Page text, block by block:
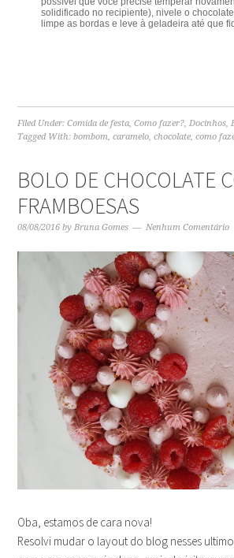
solidificado no recipiente), nivele o
limpe as bordas e leve à geladeira até que
Filed Under:Comida de festa,Como fazer?,Docinhos,
Tagged With:bombom,caramelo,chocolate,como
BOLO DE CHOCOLATE
FRAMBOESAS
08/08/2016 byBruna Gomes Nenhum Comentário
Oba, estamos de cara nova!
Resolvi mudar o layout do blog nesses